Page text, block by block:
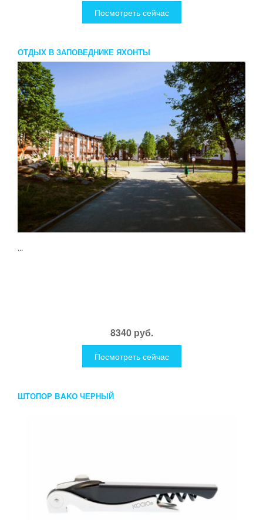
Посмотреть сейчас
ОТДЫХ В ЗАПОВЕДНИКЕ ЯХОНТЫ
...
8340 руб.
Посмотреть сейчас
ШТОПОР BAKO ЧЕРНЫЙ